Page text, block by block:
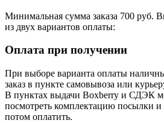
Минимальная сумма заказа 700 руб.
из двух вариантов оплаты:
Оплата при получении
При выборе варианта оплаты
заказ в пункте самовывоза или
В пунктах выдачи Boxberry и СДЭК
посмотреть комплектацию посылки и
потом оплатить.